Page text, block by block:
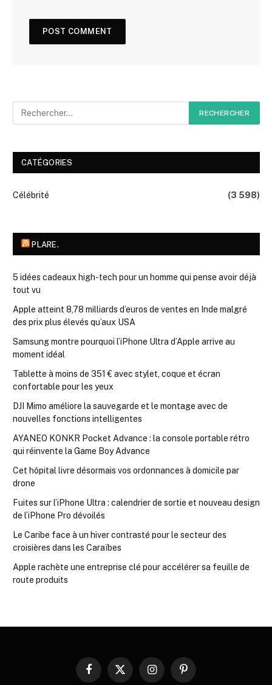
CATÉGORIES
Célébrité (3 598)
PLARE.
5 idées cadeaux high-tech pour un homme qui pense avoir déjà
tout vu
Apple atteint 8,78 milliards d’euros de ventes en Inde malgré
des prix plus élevés qu’aux USA
Samsung montre pourquoi l’iPhone Ultra d’Apple arrive au
moment idéal
Tablette à moins de 351 € avec stylet, coque et écran
confortable pour les yeux
DJI Mimo améliore la sauvegarde et le montage avec de
nouvelles fonctions intelligentes
AYANEO KONKR Pocket Advance : la console portable rétro
qui réinvente la Game Boy Advance
Cet hôpital livre désormais vos ordonnances à domicile par
drone
Fuites sur l’iPhone Ultra : calendrier de sortie et nouveau design
de l’iPhone Pro dévoilés
Le Caribe face à un hiver contrasté pour le secteur des
croisières dans les Caraïbes
Apple rachète une entreprise clé pour accélérer sa feuille de
route produits
Facebook
X
InstagramPinterest